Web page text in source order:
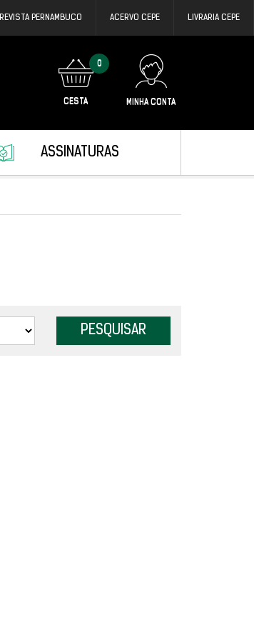
REVISTA PERNAMBUCO ACERVO CEPE LIVRARIA CEPE
0
CESTA MINHA CONTA
ASSINATURAS